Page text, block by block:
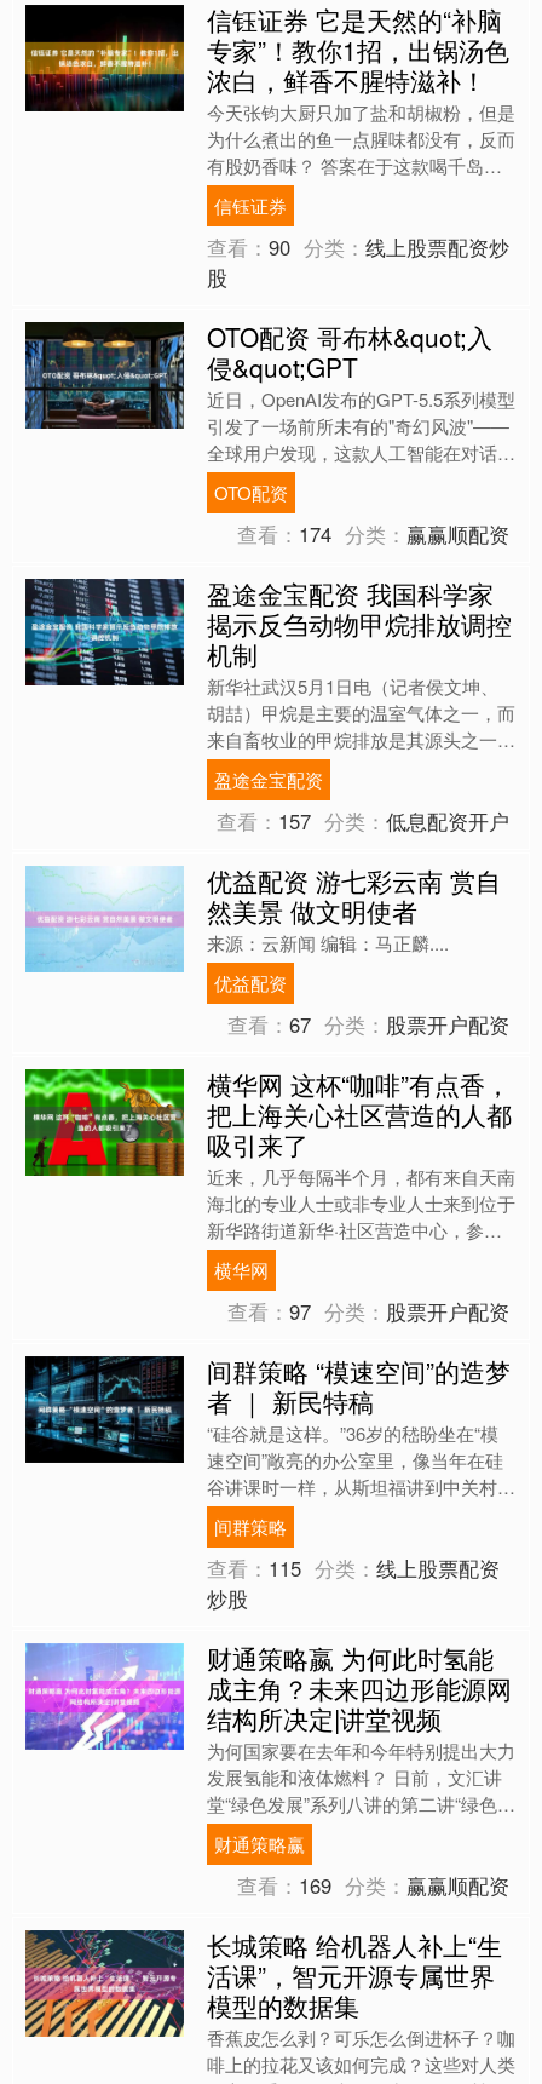
信钰证券 它是天然的“补脑
专家”！教你1招，出锅汤色
浓白，鲜香不腥特滋补！
今天张钧大厨只加了盐和胡椒粉，但是
为什么煮出的鱼一点腥味都没有，反而
有股奶香味？ 答案在于这款喝千岛湖
矿泉水长大的 ✅︎来自农夫山泉的水源
地。鱼头味道鲜美没有土....
信钰证券
查看：90 分类：线上股票配资炒
股
OTO配资 哥布林&quot;入
侵&quot;GPT
近日，OpenAI发布的GPT-5.5系列模型
引发了一场前所未有的"奇幻风波"——
全球用户发现，这款人工智能在对话中
频繁使用"哥布林"、"小魔怪"、"巨魔"等
奇....
OTO配资
查看： 174 分类： 赢赢顺配资
盈途金宝配资 我国科学家
揭示反刍动物甲烷排放调控
机制
新华社武汉5月1日电（记者侯文坤、
胡喆）甲烷是主要的温室气体之一，而
来自畜牧业的甲烷排放是其源头之一。
近日，我国科研人员在反刍动物瘤胃纤
毛虫体内发现了新型产氢细....
盈途金宝配资
查看： 157 分类：低息配资开户
优益配资 游七彩云南 赏自
然美景 做文明使者
来源：云新闻 编辑：马正麟....
优益配资
查看：67 分类： 股票开户配资
横华网 这杯“咖啡”有点香，
把上海关心社区营造的人都
吸引来了
近来，几乎每隔半个月，都有来自天南
海北的专业人士或非专业人士来到位于
新华路街道新华·社区营造中心，参加
由社会组织“大鱼营造”主办的“社造思维
咖啡”系列对话活动。....
横华网
查看：97 分类： 股票开户配资
间群策略 “模速空间”的造梦
者 ｜ 新民特稿
“硅谷就是这样。”36岁的嵇盼坐在“模
速空间”敞亮的办公室里，像当年在硅
谷讲课时一样，从斯坦福讲到中关村，
从半导体、O2O、大数据，一路数到
VR、区块链、无人驾....
间群策略
查看： 115 分类：线上股票配资
炒股
财通策略嬴 为何此时氢能
成主角？未来四边形能源网
结构所决定|讲堂视频
为何国家要在去年和今年特别提出大力
发展氢能和液体燃料？ 日前，文汇讲
堂“绿色发展”系列八讲的第二讲“绿色燃
料：中国能源转型的产业落地”举办。
青岛阳氢集团董事长兼....
财通策略赢
查看： 169 分类： 赢赢顺配资
长城策略 给机器人补上“生
活课”，智元开源专属世界
模型的数据集
香蕉皮怎么剥？可乐怎么倒进杯子？咖
啡上的拉花又该如何完成？这些对人类